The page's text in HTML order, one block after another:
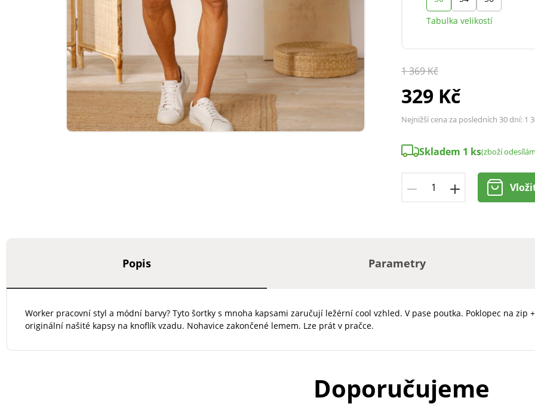
Tabulka velikostí
1 369 Kč
329 Kč
Nejnižší cena za posledních 30 dní: 1
Skladem 1 ks(zboží
Popis Parametry
Worker pracovní styl a módní barvy? Tyto šortky s mnoha kapsami zaručují ležérní cool vzhled. V pase poutka. Poklopec na
originální našité kapsy na knoflík vzadu. Nohavice zakončené lemem. Lze prát v pračce.
Doporučujeme